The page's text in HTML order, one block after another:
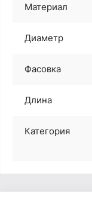
Материал
Диаметр
Фасовка
Длина
Категория